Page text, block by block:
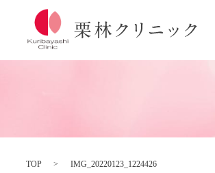
TOP IMG_20220123_1224426